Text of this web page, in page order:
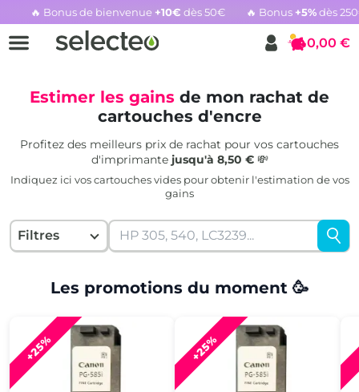
🔥 Bonus de bienvenue +10€ dès 50€ 🔥 Bonus +5%dès
Rachat cartouche vide, voir l'offre promotionnelle
Panier
0,00 €
Estimer les gains de mon rachat de
cartouches d'encre
Profitez des meilleurs prix de rachat pour vos cartouches
d'imprimante jusqu'à 8,50 €💸
Indiquez ici vos cartouches vides pour obtenir l'estimation de vos
gains
Filtres
Les promotions du moment 🥳
+25% +25%